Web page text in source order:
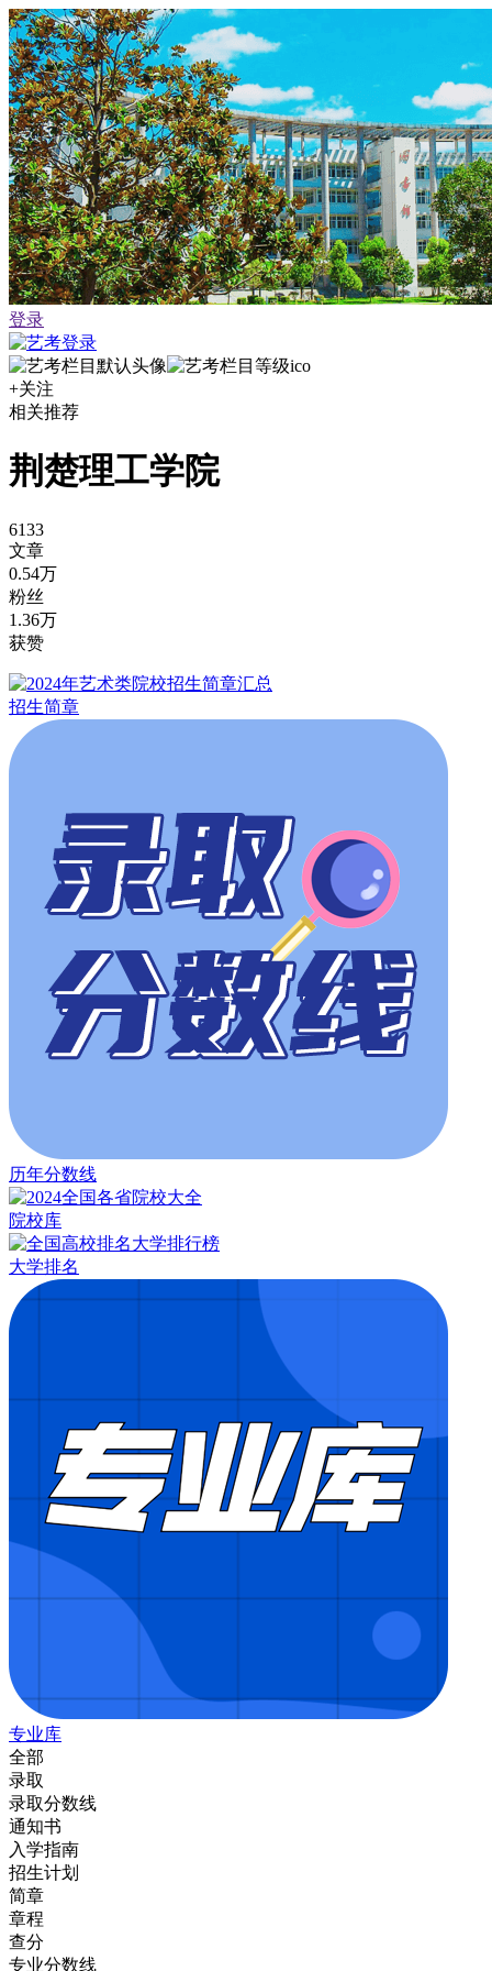
登录
+关注
相关推荐
荆楚理工学院
6133
文章
0.54万
粉丝
1.36万
获赞
招生简章
历年分数线
院校库
大学排名
专业库
全部
录取
录取分数线
通知书
入学指南
招生计划
简章
章程
查分
专业分数线